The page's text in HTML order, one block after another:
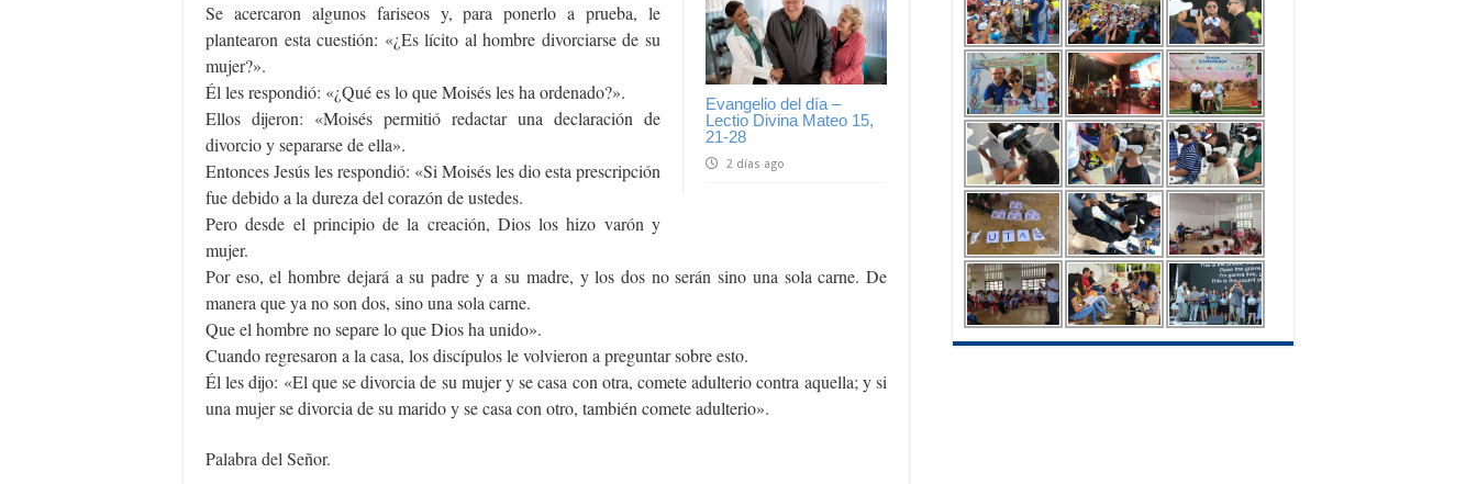
Evangelio del día –
Lectio Divina Mateo 15,
21-28
2 días ago
Se acercaron algunos fariseos y, para ponerlo a prueba, le
plantearon esta cuestión: «¿Es lícito al hombre divorciarse de su
mujer?».
Él les respondió: «¿Qué es lo que Moisés les ha ordenado?».
Ellos dijeron: «Moisés permitió redactar una declaración de
divorcio y separarse de ella».
Entonces Jesús les respondió: «Si Moisés les dio esta prescripción
fue debido a la dureza del corazón de ustedes.
Pero desde el principio de la creación, Dios los hizo varón y
mujer.
Por eso, el hombre dejará a su padre y a su madre, y los dos no serán sino una sola carne. De
manera que ya no son dos, sino una sola carne.
Que el hombre no separe lo que Dios ha unido».
Cuando regresaron a la casa, los discípulos le volvieron a preguntar sobre esto.
Él les dijo: «El que se divorcia de su mujer y se casa con otra, comete adulterio contra aquella; y si
una mujer se divorcia de su marido y se casa con otro, también comete adulterio».
Palabra del Señor.